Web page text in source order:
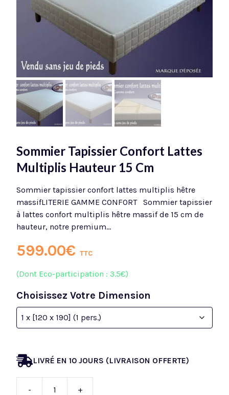
Sommier Tapissier Confort Lattes
Multiplis Hauteur 15 Cm
Sommier tapissier confort lattes multiplis hêtre
massifLITERIE GAMME CONFORT Sommier tapissier
à lattes confort multiplis hêtre massif de 15 cm de
hauteur, notre premium…
599.00€ TTC
(Dont Eco-participation : 3.5€)
Choisissez Votre Dimension
LIVRÉ EN 10 JOURS (LIVRAISON OFFERTE)
- +